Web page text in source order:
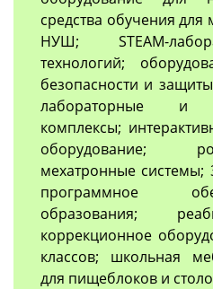
средства обучения
НУШ; STEAM-
технологий;
безопасности и
лабораторные и
комплексы;
оборудование;
мехатронные
программное
образования;
коррекционное
классов; школьная
для пищеблоков и